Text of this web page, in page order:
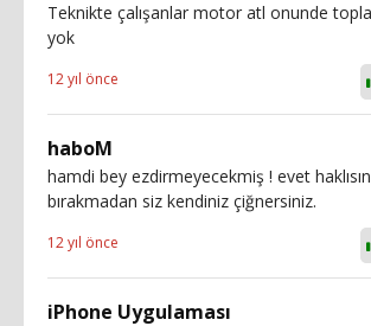
Teknikte çalışanlar motor atl onunde
yok
12 yıl önce
haboM
hamdi bey ezdirmeyecekmiş ! evet
bırakmadan siz kendiniz çiğnersiniz.
12 yıl önce
iPhone Uygulaması